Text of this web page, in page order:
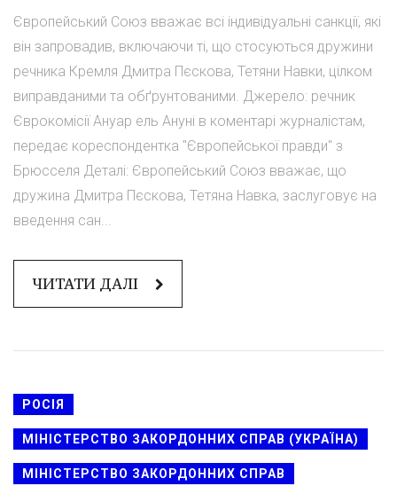
Європейський Союз вважає всі індивідуальні санкції, які
він запровадив, включаючи ті, що стосуються дружини
речника Кремля Дмитра Пєскова, Тетяни Навки, цілком
виправданими та обґрунтованими. Джерело: речник
Єврокомісії Ануар ель Ануні в коментарі журналістам,
передає кореспондентка "Європейської правди" з
Брюсселя Деталі: Європейський Союз вважає, що
дружина Дмитра Пєскова, Тетяна Навка, заслуговує на
введення сан...
ЧИТАТИ ДАЛІ
РОСІЯ
МІНІСТЕРСТВО ЗАКОРДОННИХ СПРАВ (УКРАЇНА)
МІНІСТЕРСТВО ЗАКОРДОННИХ СПРАВ